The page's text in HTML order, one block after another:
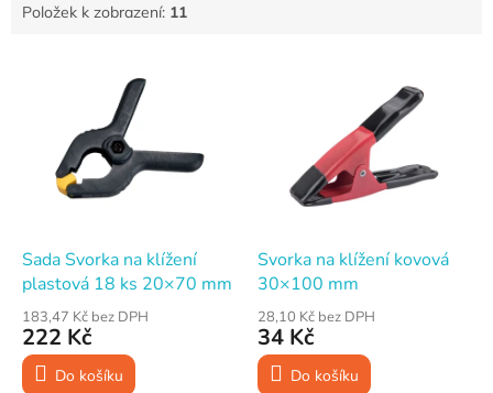
Položek k zobrazení: 11
dSada Svorka na klížení
plastová 18 ks 20×70 mm
183,47 Kč bez DPH
222 Kč
Do košíku
Svorka na klížení kovová
30×100 mm
28,10 Kč bez DPH
34 Kč
Do košíku